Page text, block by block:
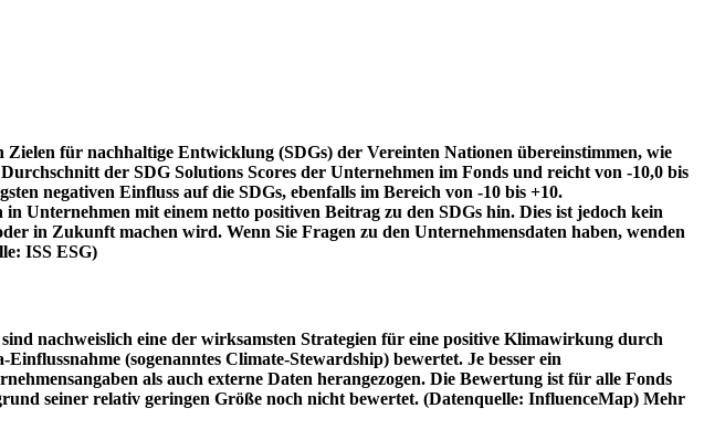
für nachhaltige Entwicklung (SDGs) der Vereinten Nationen übereinstimmen, wie
der SDG Solutions Scores der Unternehmen im Fonds und reicht von -10,0 bis
negativen Einfluss auf die SDGs, ebenfalls im Bereich von -10 bis +10.
Unternehmen mit einem netto positiven Beitrag zu den SDGs hin. Dies ist jedoch kein
in Zukunft machen wird. Wenn Sie Fragen zu den Unternehmensdaten haben, wenden
ISS ESG)
nachweislich eine der wirksamsten Strategien für eine positive Klimawirkung durch
(sogenanntes Climate-Stewardship) bewertet. Je besser ein
als auch externe Daten herangezogen. Die Bewertung ist für alle Fonds
seiner relativ geringen Größe noch nicht bewertet. (Datenquelle: InfluenceMap) Mehr